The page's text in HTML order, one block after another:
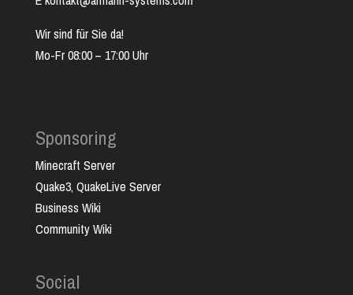
Wir sind für Sie da!
Mo-Fr 08:00 – 17:00 Uhr
Sponsoring
Minecraft Server
Quake3, QuakeLive Server
Business Wiki
Community Wiki
Social